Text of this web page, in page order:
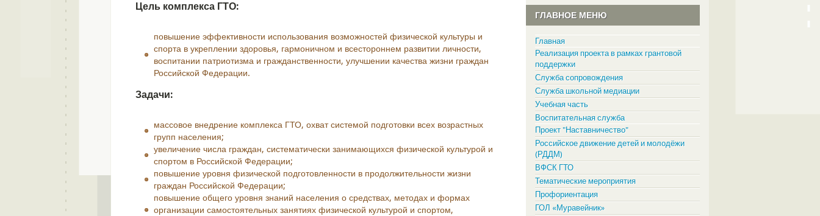
Цель комплекса ГТО:
повышение эффективности использования возможностей физической культуры и
спорта в укреплении здоровья, гармоничном и всестороннем развитии личности,
воспитании патриотизма и гражданственности, улучшении качества жизни граждан
Российской Федерации.
Задачи:
массовое внедрение комплекса ГТО, охват системой подготовки всех возрастных
групп населения;
увеличение числа граждан, систематически занимающихся физической культурой и
спортом в Российской Федерации;
повышение уровня физической подготовленности в продолжительности жизни
граждан Российской Федерации;
повышение общего уровня знаний населения о средствах, методах и формах
организации самостоятельных занятиях физической культурой и спортом,
ГЛАВНОЕ МЕНЮ
Главная
Реализация проекта в рамках грантовой
поддержки
Служба сопровождения
Служба школьной медиации
Учебная часть
Воспитательная служба
Проект "Наставничество"
Российское движение детей и молодёжи
(РДДМ)
ВФСК ГТО
Тематические мероприятия
Профориентация
ГОЛ «Муравейник»